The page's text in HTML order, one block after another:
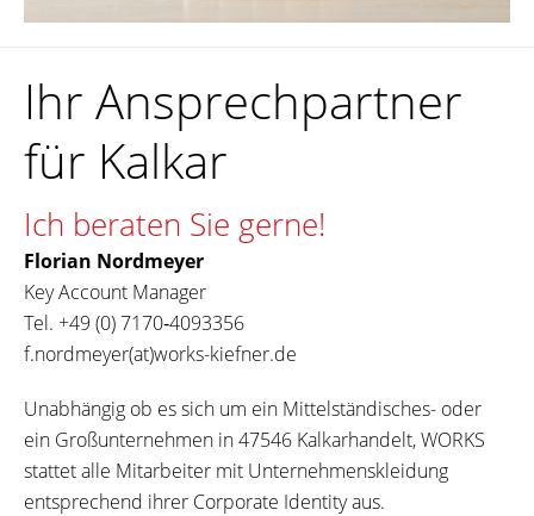
Ihr Ansprechpartner
für Kalkar
Ich beraten Sie gerne!
Florian Nordmeyer
Key Account Manager
Tel. +49 (0) 7170‐4093356
f.nordmeyer(at)works-kiefner.de
Unabhängig ob es sich um ein Mittelständisches- oder
ein Großunternehmen in 47546 Kalkarhandelt, WORKS
stattet alle Mitarbeiter mit Unternehmenskleidung
entsprechend ihrer Corporate Identity aus.